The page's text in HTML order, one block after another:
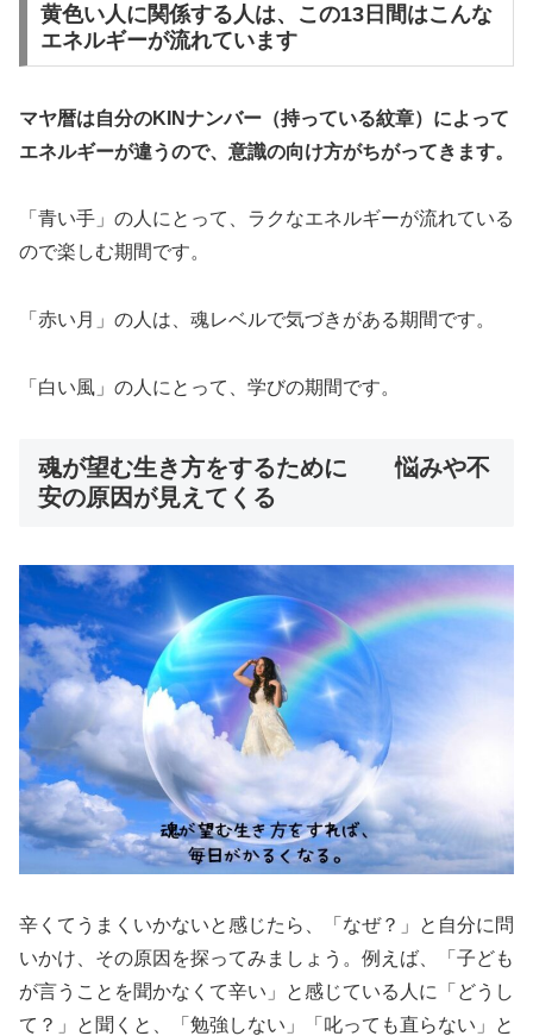
黄色い人に関係する人は、この13日間はこんな
エネルギーが流れています
マヤ暦は自分のKINナンバー（持っている紋章）によって
エネルギーが違うので、意識の向け方がちがってきます。
「青い手」の人にとって、ラクなエネルギーが流れている
ので楽しむ期間です。
「赤い月」の人は、魂レベルで気づきがある期間です。
「白い風」の人にとって、学びの期間です。
魂が望む生き方をするために 悩みや不
安の原因が見えてくる
辛くてうまくいかないと感じたら、「なぜ？」と自分に問
いかけ、その原因を探ってみましょう。例えば、「子ども
が言うことを聞かなくて辛い」と感じている人に「どうし
て？」と聞くと、「勉強しない」「叱っても直らない」と